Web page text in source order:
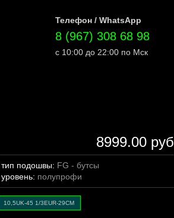
Телефон / WhatsApp
8 (967) 308 68 98
с 10:00 до 22:00 по Мск
8999.00 руб
тип подошвы: FG - бутсы
уровень: полупрофи
10,5UK-45 1/3EUR-29CM